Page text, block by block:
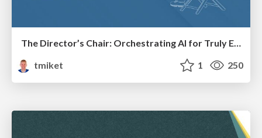
The Director’s Chair: Orchestrating AI for Truly Effective Learning
tmiket
1 250